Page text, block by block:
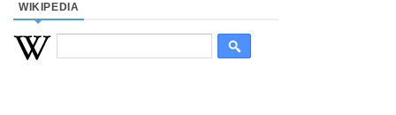
WIKIPEDIA